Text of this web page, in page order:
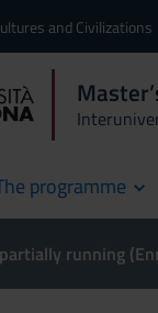
and Civilizations
programme
running